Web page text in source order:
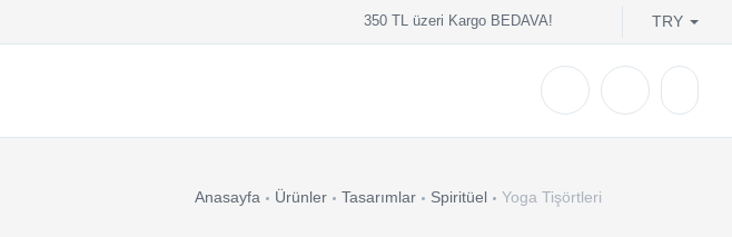
350 TL üzeri Kargo BEDAVA! TRY
Anasayfa Ürünler Tasarımlar Spiritüel Yoga Tişörtleri